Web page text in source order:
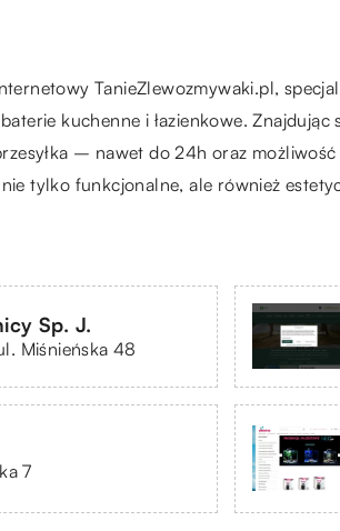
TanieZlewozmywaki.pl,
kuchenne i łazienkowe.
– nawet do 24h oraz
tylko funkcjonalne, ale również
Sp. J.
Miśnieńska 48
7